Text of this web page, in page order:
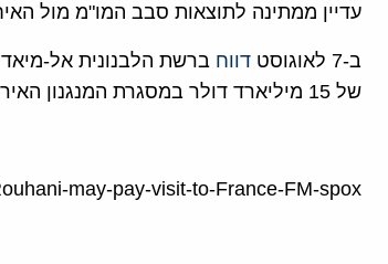
עדיין ממתינה לתוצאות סבב המו"מ מול
ב-7 לאוגוסט דווח ברשת הלבנונית אל-
של 15 מיליארד דולר במסגרת המנגנון האירופי לעקיפת הסנקציות האמריקניות.
may-pay-visit-to-France-FM-spox